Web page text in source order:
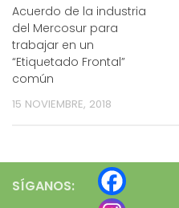
Acuerdo de la industria
del Mercosur para
trabajar en un
“Etiquetado Frontal”
común
15 NOVIEMBRE, 2018
SÍGANOS: